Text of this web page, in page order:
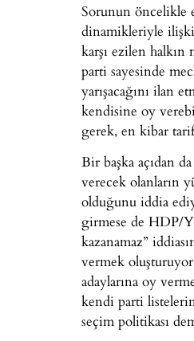
Sorunun öncelikle
dinamikleriyle
karşı ezilen
parti sayesinde
yarışacağını ilan
kendisine oy
gerek, en kibar
Bir başka açıdan
verecek olanların
olduğunu iddia
girmese de HDP/
kazanamaz”
vermek
adaylarına oy
kendi parti
seçim politikası